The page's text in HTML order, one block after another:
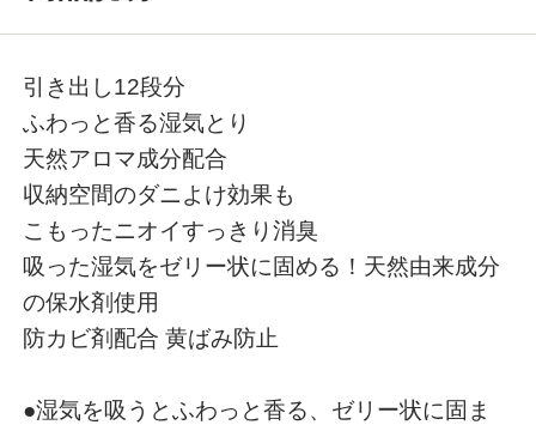
引き出し12段分
ふわっと香る湿気とり
天然アロマ成分配合
収納空間のダニよけ効果も
こもったニオイすっきり消臭
吸った湿気をゼリー状に固める！天然由来成分
の保水剤使用
防カビ剤配合 黄ばみ防止
●湿気を吸うとふわっと香る、ゼリー状に固ま